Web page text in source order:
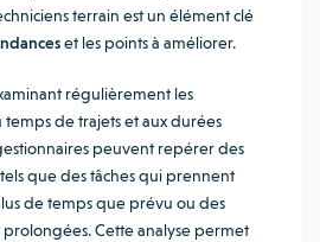
terrain est un élément clé
et les points à améliorer.
régulièrement les
de trajets et aux durées
peuvent repérer des
que des tâches qui prennent
de temps que prévu ou des
prolongées. Cette analyse permet